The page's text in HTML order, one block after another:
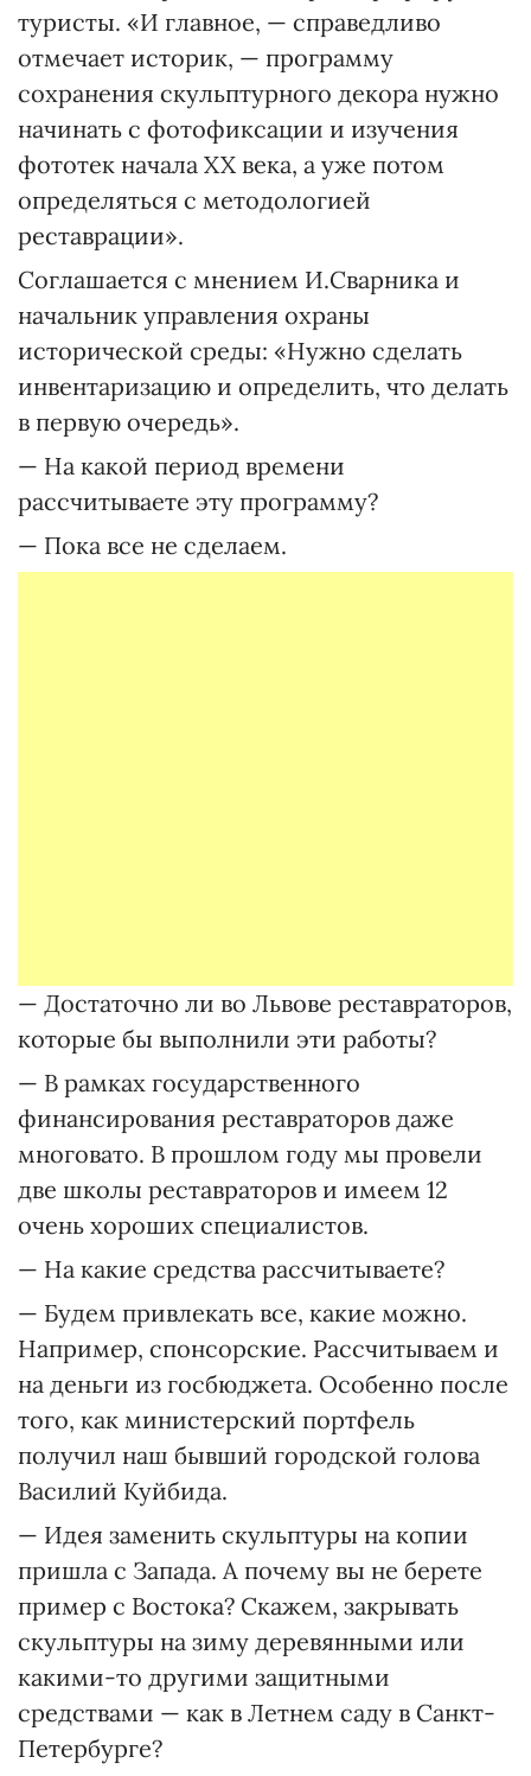
туристы. «И главное, — справедливо
отмечает историк, — программу
сохранения скульптурного декора нужно
начинать с фотофиксации и изучения
фототек начала XX века, а уже потом
определяться с методологией
реставрации».
Соглашается с мнением И.Сварни­ка и
начальник управления охраны
исторической среды: «Нужно сделать
инвентаризацию и определить, что делать
в первую очередь».
— На какой период времени
рассчитываете эту программу?
— Пока все не сделаем.
— Достаточно ли во Львове реставраторов,
которые бы выполнили эти работы?
— В рамках государственного
финансирования реставраторов даже
многовато. В прошлом году мы провели
две школы реставраторов и имеем 12
очень хороших специалистов.
— На какие средства рассчитываете?
— Будем привлекать все, какие можно.
Например, спонсорские. Рассчитываем и
на деньги из госбюджета. Особенно после
того, как министерский портфель
получил наш бывший городской голова
Василий Куйбида.
— Идея заменить скульптуры на копии
пришла с Запада. А почему вы не берете
пример с Востока? Скажем, закрывать
скульптуры на зиму деревянными или
какими-то другими защитными
средствами — как в Летнем саду в Санкт-
Петербурге?